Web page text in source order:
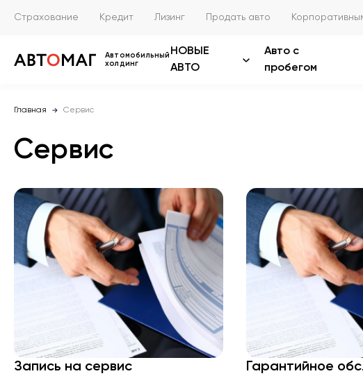
Страхование Кредит Лизинг Продать авто
Автомобильный
холдинг
НОВЫЕ
АВТО
Авто с
пробегом
Главная Сервис
Сервис
Запись на сервис Гарантийное